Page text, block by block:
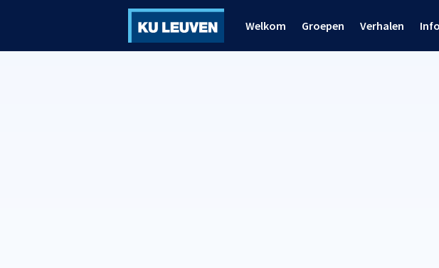
Welkom Groepen Verhalen Info